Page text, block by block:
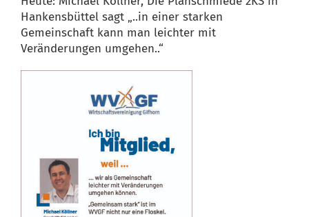
Hankensbüttel sagt „..in einer starken
Gemeinschaft kann man leichter mit
Veränderungen umgehen..“